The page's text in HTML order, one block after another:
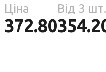
Ціна
372.80
Від 3 шт.